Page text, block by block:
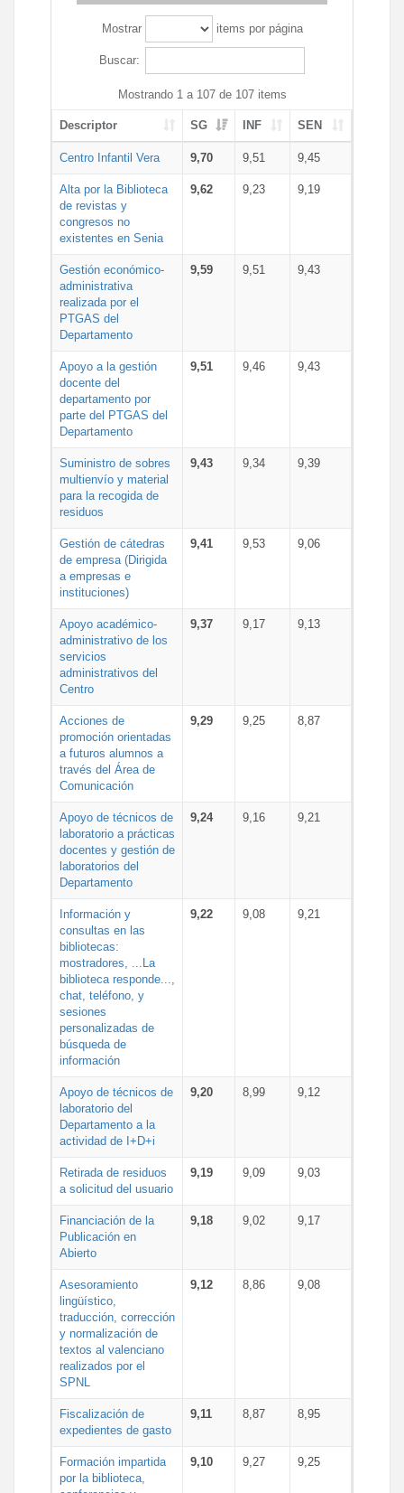
Mostrar items por página
Buscar:
Mostrando 1 a 107 de 107 items
Descriptor SG INF SEN
Centro Infantil Vera 9,70 9,51 9,45
Alta por la Biblioteca
de revistas y
congresos no
existentes en Senia
9,62 9,23 9,19
Gestión económico-
administrativa
realizada por el
PTGAS del
Departamento
9,59 9,51 9,43
Apoyo a la gestión
docente del
departamento por
parte del PTGAS del
Departamento
9,51 9,46 9,43
Suministro de sobres
multienvío y material
para la recogida de
residuos
9,43 9,34 9,39
Gestión de cátedras
de empresa (Dirigida
a empresas e
instituciones)
9,41 9,53 9,06
Apoyo académico-
administrativo de los
servicios
administrativos del
Centro
9,37 9,17 9,13
Acciones de
promoción orientadas
a futuros alumnos a
través del Área de
Comunicación
9,29 9,25 8,87
Apoyo de técnicos de
laboratorio a prácticas
docentes y gestión de
laboratorios del
Departamento
9,24 9,16 9,21
Información y
consultas en las
bibliotecas:
mostradores, ...La
biblioteca responde...,
chat, teléfono, y
sesiones
personalizadas de
búsqueda de
información
9,22 9,08 9,21
Apoyo de técnicos de
laboratorio del
Departamento a la
actividad de I+D+i
9,20 8,99 9,12
Retirada de residuos
a solicitud del usuario
9,19 9,09 9,03
Financiación de la
Publicación en
Abierto
9,18 9,02 9,17
Asesoramiento
lingüístico,
traducción, corrección
y normalización de
textos al valenciano
realizados por el
SPNL
9,12 8,86 9,08
Fiscalización de
expedientes de gasto
9,11 8,87 8,95
Formación impartida
por la biblioteca,
9,10 9,27 9,25